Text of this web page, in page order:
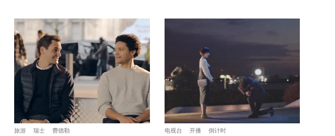
旅游 瑞士 费德勒 电视台 开播 倒计时